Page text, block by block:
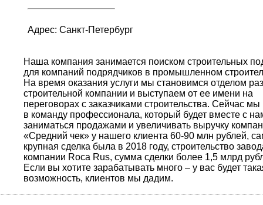
Адрес: Санкт-Петербург
Наша компания занимается поиском строительных
для компаний подрядчиков в промышленном
На время оказания услуги мы становимся отделом
строительной компании и выступаем от ее имени на
переговорах с заказчиками строительства. Сейчас
в команду профессионала, который будет вместе с
заниматься продажами и увеличивать выручку
«Средний чек» у нашего клиента 60-90 млн рублей,
крупная сделка была в 2018 году, строительство
компании Roca Rus, сумма сделки более 1,5 млрд
Если вы хотите зарабатывать много – у вас будет
возможность, клиентов мы дадим.